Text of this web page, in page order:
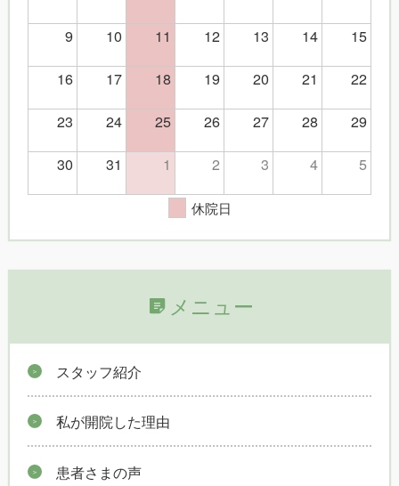
9 10 11 12 13 14
15
16
17 18 19 20 21
22
23
24 25 26 27 28
29
30
31 1 2 3 4 5
休院日
メニュー
スタッフ紹介
私が開院した理由
患者さまの声